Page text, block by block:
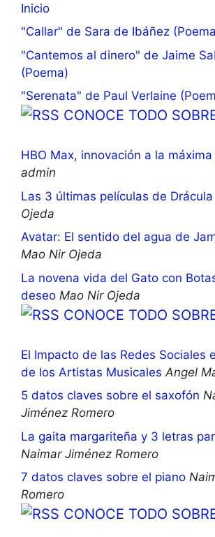
Inicio
"Callar" de Sara de Ibáñez
"Cantemos al dinero" de Jaime
(Poema)
"Serenata" de Paul Verlaine
CONOCE TODO
HBO Max, innovación a la
admin
Las 3 últimas películas de Drácula
Ojeda
Avatar: El sentido del agua de
Mao Nir Ojeda
La novena vida del Gato con
deseo Mao Nir Ojeda
CONOCE TODO
El Impacto de las Redes Sociales
de los Artistas Musicales Angel
5 datos claves sobre el saxofón
Jiménez Romero
La gaita margariteña y 3 letras
Naimar Jiménez Romero
7 datos claves sobre el piano
Romero
CONOCE TODO